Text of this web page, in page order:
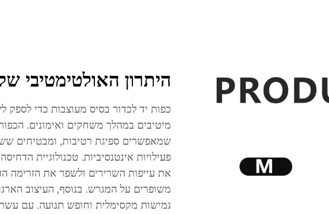
היתרון האולטימטיבי
כפות יד לכדור בסיס מעוצבות כדי לספק
מיטיבים במהלך משחקים ואימונים.
שמאפשרים ספיגת רטיבות, ומבטיחים
פעילויות אינטנסיביות. טכנולוגיית
את עייפות השרירים ולשפר את הזרימה
משופרים על המגרש. בנוסף, העיצוב
גמישות מקסימלית וחופש תנועה. עם